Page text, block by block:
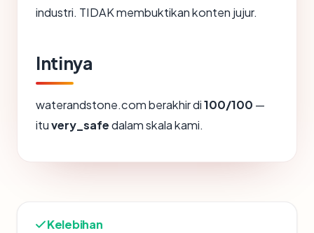
industri. TIDAK membuktikan konten jujur.
Intinya
waterandstone.com berakhir di100/100 —
ituvery_safedalam skala kami.
Kelebihan